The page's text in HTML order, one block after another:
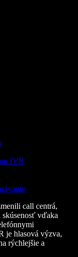
IVR
call centrá,
vďaka
je hlasová výzva,
rýchlejšie a